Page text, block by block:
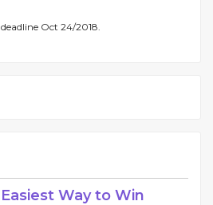
Oct 24/2018.
Way to Win